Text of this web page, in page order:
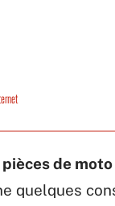
de moto
quelques